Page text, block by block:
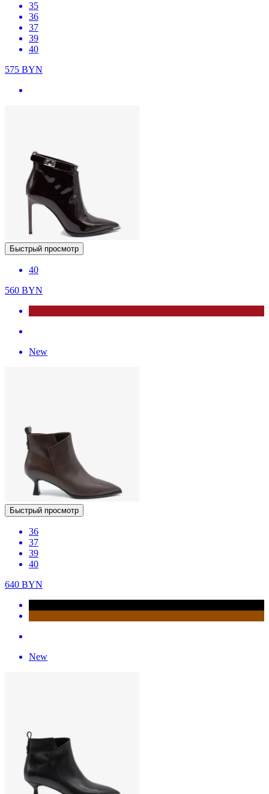
35
36
37
39
40
575 BYN
Быстрый просмотр
40
560 BYN
New
Быстрый просмотр
36
37
39
40
640 BYN
New